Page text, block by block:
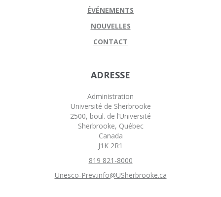
ÉVÉNEMENTS
NOUVELLES
CONTACT
ADRESSE
Administration
Université de Sherbrooke
2500, boul. de l’Université
Sherbrooke, Québec
Canada
J1K 2R1
819 821-8000
Unesco-Prev.info@USherbrooke.ca